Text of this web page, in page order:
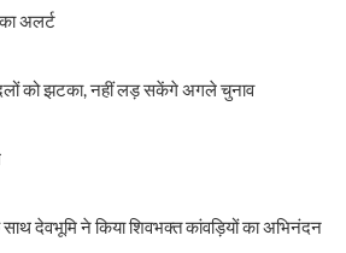
अलर्ट
को झटका, नहीं लड़ सकेंगे अगले चुनाव
साथ देवभूमि ने किया शिवभक्त कांवड़ियों का अभिनंदन